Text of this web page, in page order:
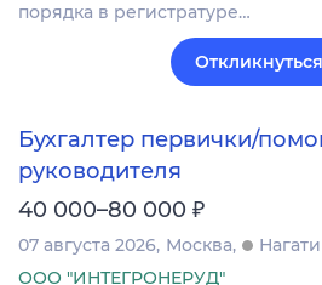
порядка в регистратуре…
Откликнуться
Бухгалтер первички/
руководителя
40 000–80 000 ₽
07 августа 2026 Москва
ООО "ИНТЕГРОНЕРУД"